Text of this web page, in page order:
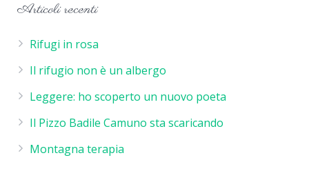
Articoli recenti
Rifugi in rosa
Il rifugio non è un albergo
Leggere: ho scoperto un nuovo poeta
Il Pizzo Badile Camuno sta scaricando
Montagna terapia